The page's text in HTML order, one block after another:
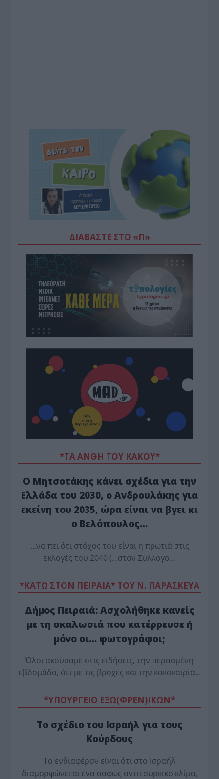
ΔΙΑΒΆΣΤΕ ΣΤΟ «Π»
*ΤΑ ΆΝΘΗ ΤΟΥ ΚΑΚΟΎ*
Ο Μητσοτάκης κάνει σχέδια για την
Ελλάδα του 2030, ο Ανδρουλάκης για
εκείνη του 2035, ώρα είναι να βγει κι
ο Βελόπουλος…
…να πει ότι στόχος του είναι η πρωτιά στις
εκλογές του 2040 (…στον Σύλλογο…
*ΚΑΤΩ ΣΤΟΝ ΠΕΙΡΑΙΑ* ΤΟΥ Ν. ΠΑΡΑΣΚΕΥΑ
Δήμος Πειραιά: Ασχολήθηκε κανείς
με τη σκαλωσιά που κατέρρευσε ή
μόνο οι… φωτογράφοι;
Όλοι ακούσαμε στις ειδήσεις, την περασμένη
εβδομάδα, ότι με τις βροχές και την κακοκαιρία…
*ΥΠΟΥΡΓΕΙΟ ΕΞΩ(ΦΡΕΝ)ΙΚΩΝ*
Το σχέδιο του Ισραήλ για τους
Κούρδους
Το ενδιαφέρον είναι ότι στο Ισραήλ
διαμορφώνεται ένα σαφώς αντιτουρκικό κλίμα,